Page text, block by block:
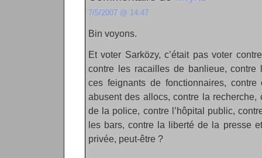
7/5/2007 @ 14:47
Bin voyons.
Et voter Sarközy, c’était pas voter
contre les racailles de banlieue, contre
ces feignants de fonctionnaires, contre
abusent des allocs, contre la recherche,
de la police, contre l’hôpital public,
les bars, contre la liberté de la presse
privée, peut-être ?